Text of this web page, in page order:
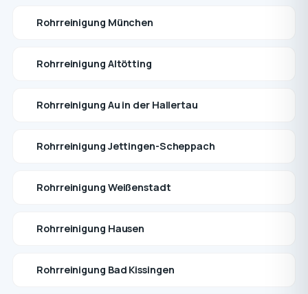
Rohrreinigung München
Rohrreinigung Altötting
Rohrreinigung Au in der Hallertau
Rohrreinigung Jettingen-Scheppach
Rohrreinigung Weißenstadt
Rohrreinigung Hausen
Rohrreinigung Bad Kissingen